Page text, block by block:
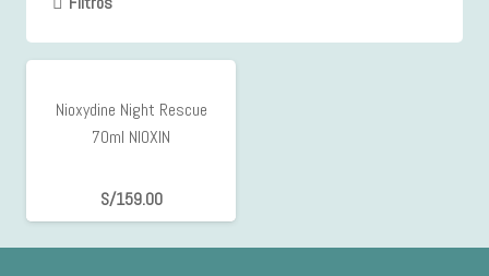
Nioxydine Night Rescue
70ml NIOXIN
S/159.00